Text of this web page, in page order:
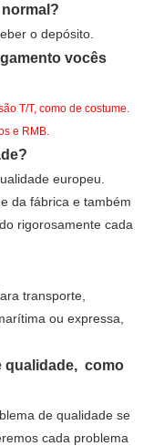
o depósito.
vocês
T/T, como de costume.
e RMB.
europeu.
da fábrica e também
rigorosamente cada
transporte,
ou expressa,
qualidade, como
de qualidade se
cada problema